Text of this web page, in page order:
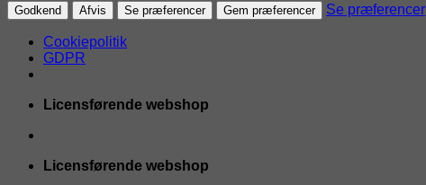
Godkend Afvis Se præferencer Gem præferencer Se præferencer
Cookiepolitik
GDPR
Fortsæt
indhold
Licensførende webshop
Licensførende webshop